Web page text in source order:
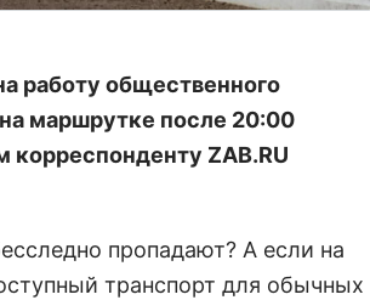
работу общественного
маршрутке после 20:00
корреспонденту ZAB.RU
пропадают? А если на
транспорт для обычных